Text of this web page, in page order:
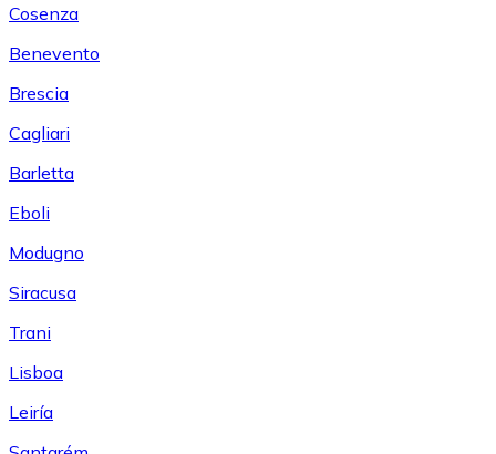
Cosenza
Benevento
Brescia
Cagliari
Barletta
Eboli
Modugno
Siracusa
Trani
Lisboa
Leiría